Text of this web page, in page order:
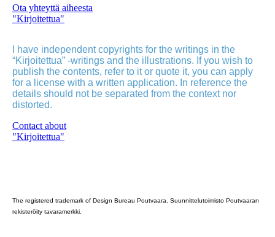
Ota yhteyttä aiheesta
"Kirjoitettua"
I have independent copyrights for the writings in the
“Kirjoitettua” -writings and the illustrations. If you wish to
publish the contents, refer to it or quote it, you can apply
for a license with a written application. In reference the
details should not be separated from the context nor
distorted.
Contact about
"Kirjoitettua"
The registered trademark of Design Bureau Poutvaara. Suunnittelutoimisto Poutvaaran
rekisteröity tavaramerkki.